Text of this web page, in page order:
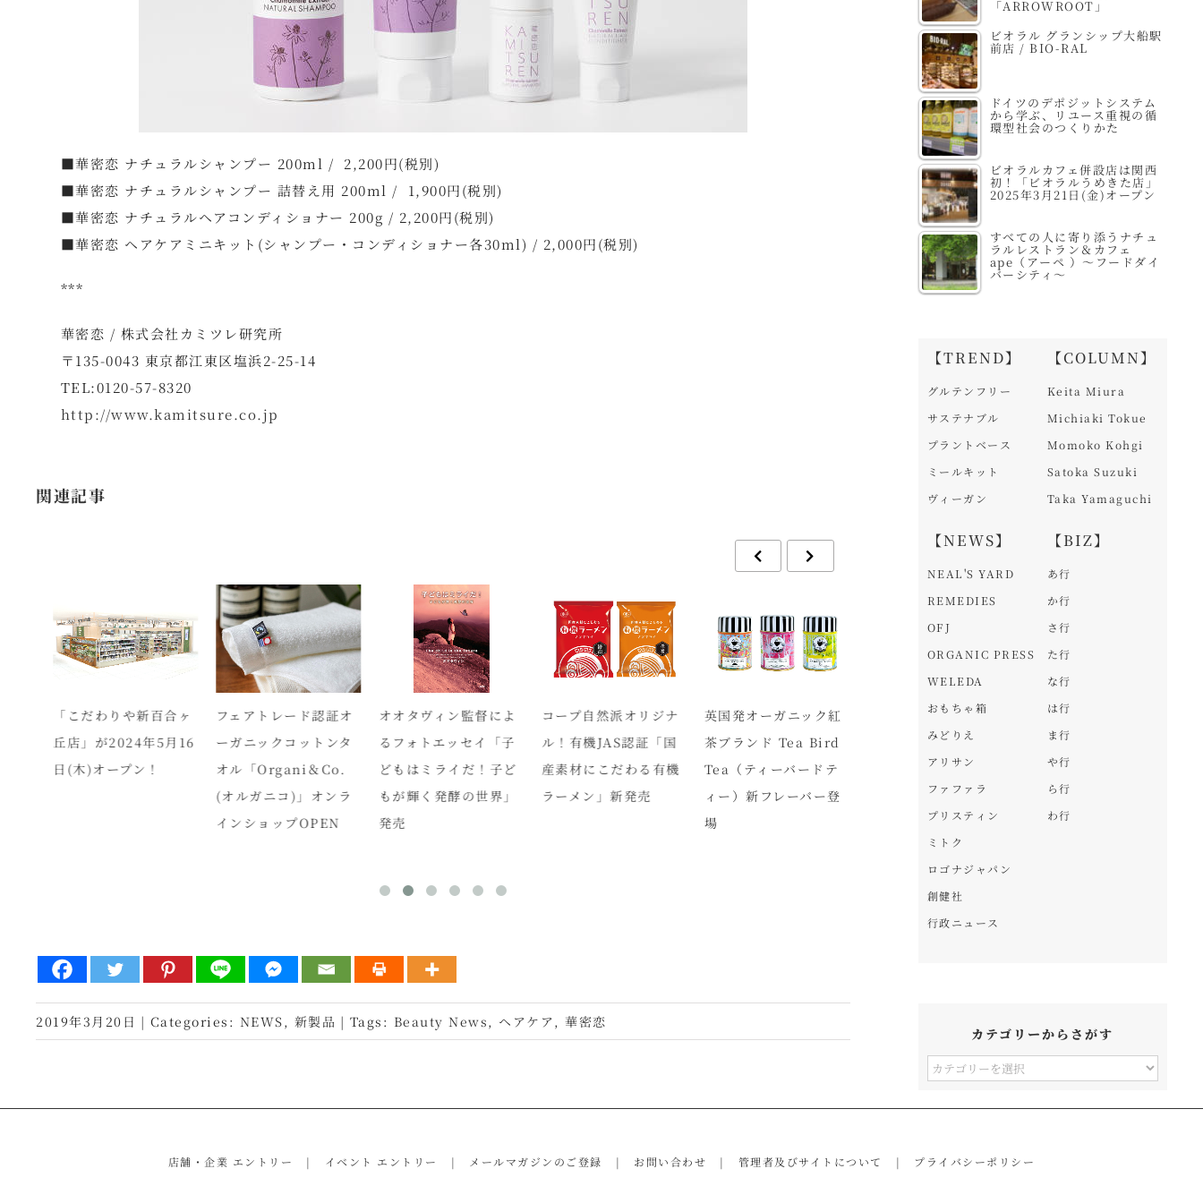
■華密恋 ナチュラルシャンプー 200ml / 2,200円(税別)
■華密恋 ナチュラルシャンプー 詰替え用 200ml / 1,900円(税別)
■華密恋 ナチュラルヘアコンディショナー 200g / 2,200円(税別)
■華密恋 ヘアケアミニキット(シャンプー・コンディショナー各30ml) / 2,000円(税別)
***
華密恋 / 株式会社カミツレ研究所
〒135-0043 東京都江東区塩浜2-25-14
TEL:0120-57-8320
http://www.kamitsure.co.jp
関連記事
「こだわりや新百合ヶ
丘店」が2024年5月16
日(木)オープン！
フェアトレード認証オ
ーガニックコットンタ
オル「Organi＆Co.
(オルガニコ)」オンラ
インショップOPEN
オオタヴィン監督によ
るフォトエッセイ「子
どもはミライだ！子ど
もが輝く発酵の世界」
発売
コープ自然派オリジナ
ル！有機JAS認証「国
産素材にこだわる有機
ラーメン」新発売
英国発オーガニック紅
茶ブランド Tea Bird
Tea（ティーバードテ
ィー）新フレーバー登
場
7つの茶園・7つの品種
をテーマに物語化。豊
緑園が新ブランド「茶
畑めぐり」を展開
「こだわりや新百合ヶ
丘店」が2024年5月16
日(木)オープン！
2019年3月20日 | Categories: NEWS, 新製品 | Tags: Beauty News, ヘアケア,華密恋
「ARROWROOT」
ビオラル グランシップ大船駅
前店 / BIO-RAL
ドイツのデポジットシステム
から学ぶ、リユース重視の循
環型社会のつくりかた
ビオラルカフェ併設店は関西
初！「ビオラルうめきた店」
2025年3月21日(金)オープン
すべての人に寄り添うナチュ
ラルレストラン＆カフェ
ape（アーペ ）～フードダイ
バーシティ～
【TREND】
グルテンフリー
サステナブル
プラントベース
ミールキット
ヴィーガン
【NEWS】
NEAL'S YARD
REMEDIES
OFJ
ORGANIC PRESS
WELEDA
おもちゃ箱
みどりえ
アリサン
ファファラ
プリスティン
ミトク
ロゴナジャパン
創健社
行政ニュース
【COLUMN】
Keita Miura
Michiaki Tokue
Momoko Kohgi
Satoka Suzuki
Taka Yamaguchi
【BIZ】
あ行
か行
さ行
た行
な行
は行
ま行
や行
ら行
わ行
カテゴリーからさがす
カ
ー
店舗・企業 エントリー イベント エントリー メールマガジンのご登録 お問い合わせ 管理者及びサイトについて プライバシーポリシー